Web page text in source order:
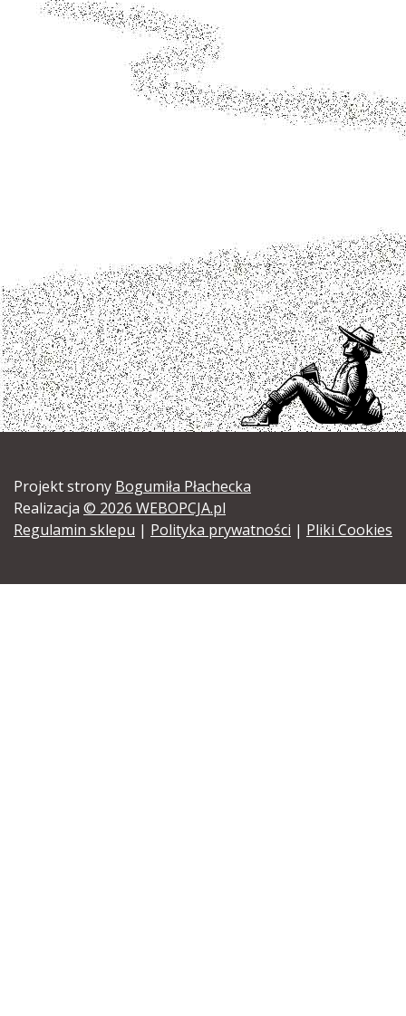
Projekt strony Bogumiła Płachecka
Realizacja © 2026 WEBOPCJA.pl
Regulamin sklepu | Polityka prywatności | Pliki Cookies